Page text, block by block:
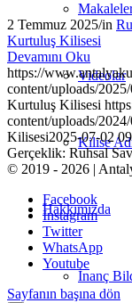
Videolar
Kilise
Hakkımızda
İnanç
2 Temmuz 2025/in
Kurtuluş Kilisesi
Devamını Oku
https://
content/uploads/
Kurtuluş Kilisesi
content/uploads/
Kilisesi2025-07-02
Gerçeklik: Ruhsal
© 2019 - 2026 |
Facebook
Instagram
Twitter
WhatsApp
Youtube
Sayfanın başına dön